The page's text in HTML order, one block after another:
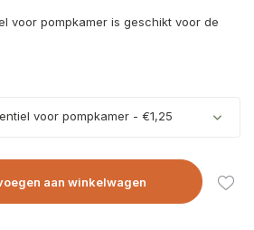
voor pompkamer is geschikt voor de
voor pompkamer - €1,25
aan winkelwagen